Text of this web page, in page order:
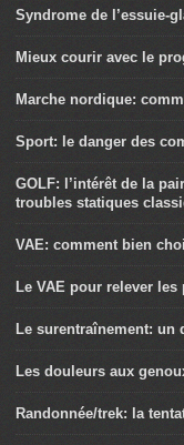
Syndrome de l’essuie-
Mieux courir avec le
Marche nordique:
Sport: le danger des
GOLF: l’intérêt de la
troubles statiques
VAE: comment bien
Le VAE pour relever
Le surentraînement: un
Les douleurs aux
Randonnée/trek: la